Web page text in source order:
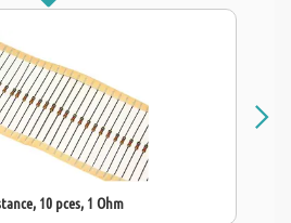
10 pces, 1 Ohm